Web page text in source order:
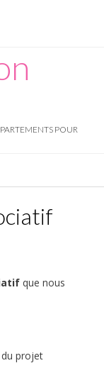
POUR
que nous
projet